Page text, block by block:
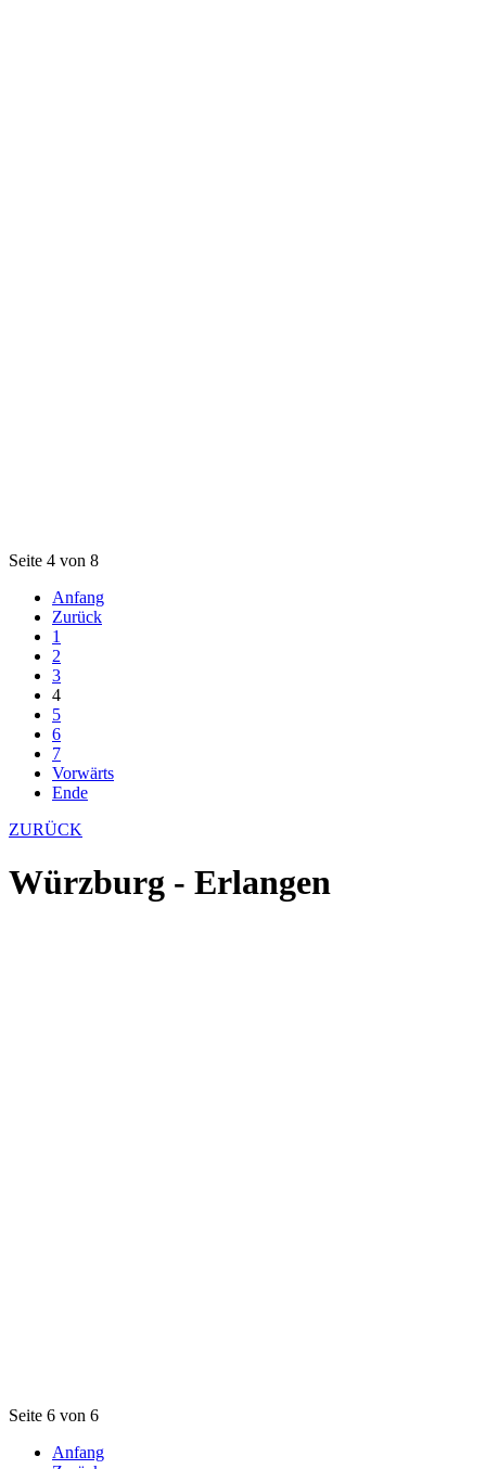
Seite 4 von 8
Anfang
Zurück
1
2
3
4
5
6
7
Vorwärts
Ende
ZURÜCK
Würzburg - Erlangen
Seite 6 von 6
Anfang